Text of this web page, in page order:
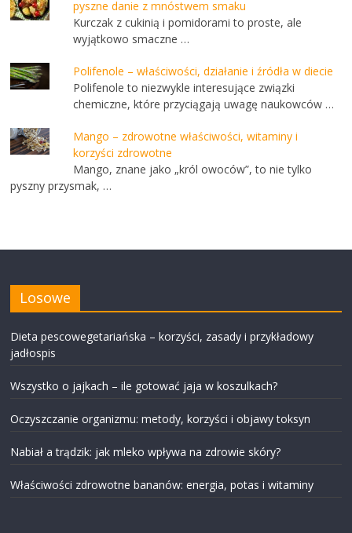
pyszne danie z mnóstwem smaku
Kurczak z cukinią i pomidorami to proste, ale
wyjątkowo smaczne …
Polifenole – właściwości, działanie i źródła w diecie
Polifenole to niezwykle interesujące związki
chemiczne, które przyciągają uwagę naukowców …
Mango – zdrowotne właściwości, witaminy i
korzyści zdrowotne
Mango, znane jako „król owoców”, to nie tylko
pyszny przysmak, …
Losowe
Dieta pescowegetariańska – korzyści, zasady i przykładowy
jadłospis
Wszystko o jajkach – ile gotować jaja w koszulkach?
Oczyszczanie organizmu: metody, korzyści i objawy toksyn
Nabiał a trądzik: jak mleko wpływa na zdrowie skóry?
Właściwości zdrowotne bananów: energia, potas i witaminy